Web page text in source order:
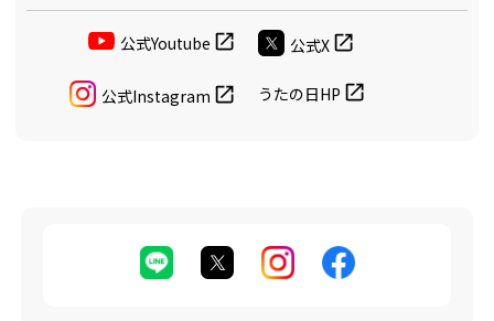
公式Youtube 公式X
公式Instagram うたの日HP